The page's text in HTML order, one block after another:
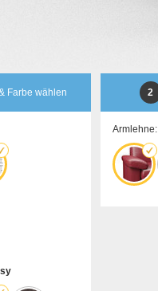
Farbe wählen 2
Armlehne: